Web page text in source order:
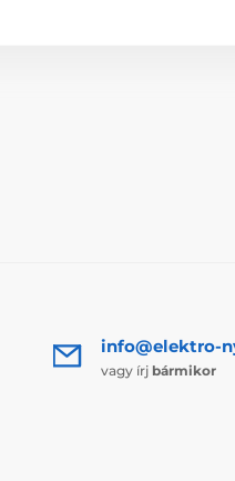
info@elektro-
vagy írj bármikor